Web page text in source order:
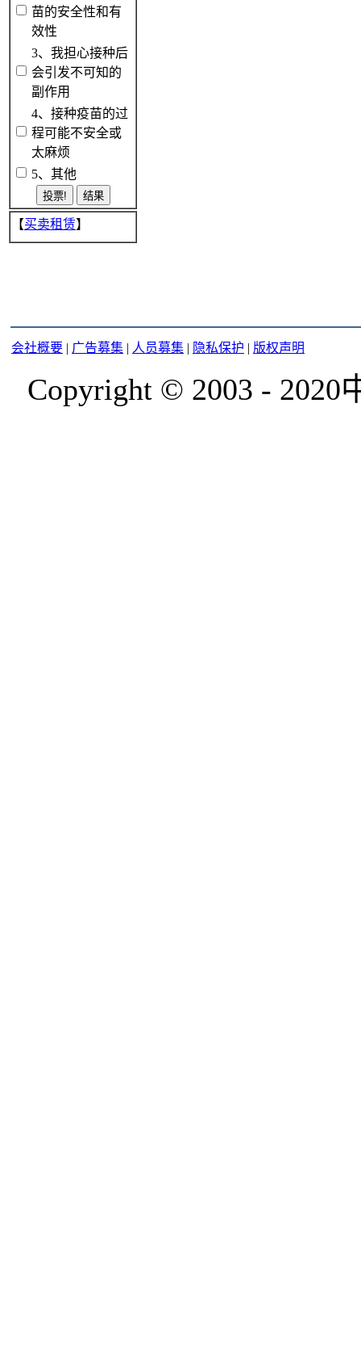
苗的安全性和有
效性
3、我担心接种后
会引发不可知的
副作用
4、接种疫苗的过
程可能不安全或
太麻烦
5、其他
【买卖租赁】
会社概要 | 广告募集 | 人员募集 | 隐私保护 | 版权声明
Copyright © 2003 -